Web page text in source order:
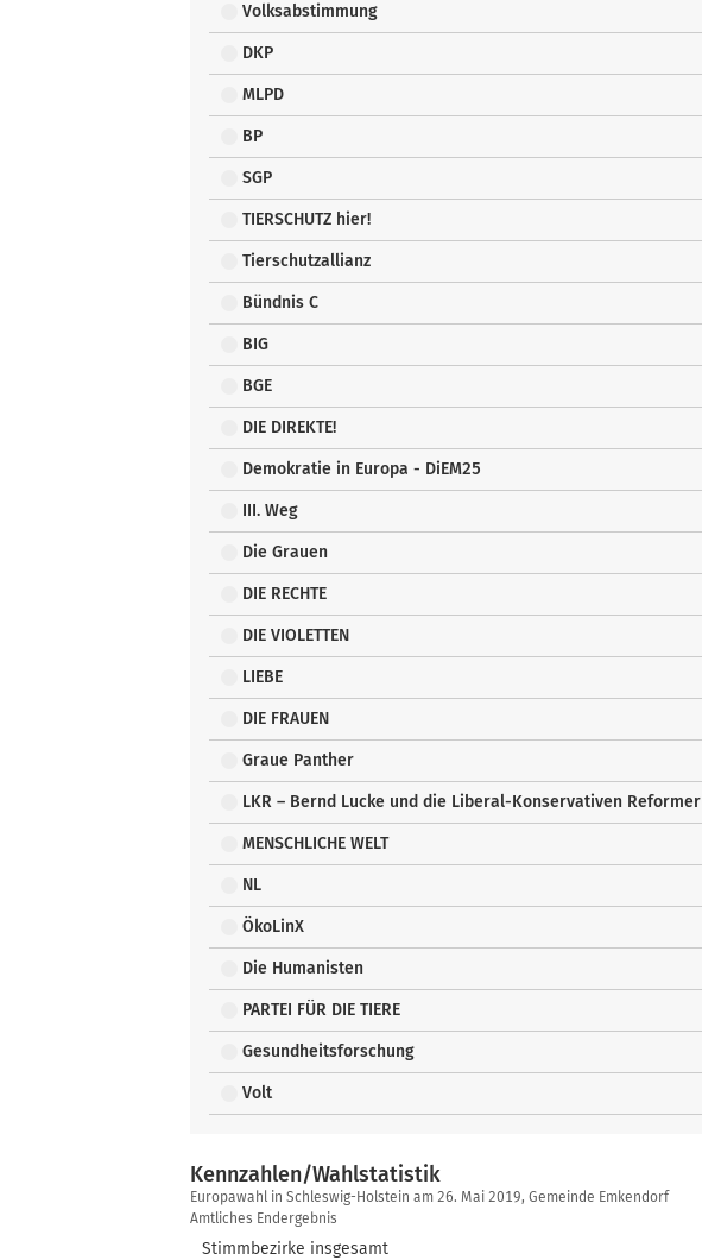
Volksabstimmung
DKP
MLPD
BP
SGP
TIERSCHUTZ hier!
Tierschutzallianz
Bündnis C
BIG
BGE
DIE DIREKTE!
Demokratie in Europa - DiEM25
III. Weg
Die Grauen
DIE RECHTE
DIE VIOLETTEN
LIEBE
DIE FRAUEN
Graue Panther
LKR – Bernd Lucke und die Liberal-Konservativen Reformer
MENSCHLICHE WELT
NL
ÖkoLinX
Die Humanisten
PARTEI FÜR DIE TIERE
Gesundheitsforschung
Volt
Kennzahlen/Wahlstatistik
Kennzahlen/Wahlstatistik
Europawahl in Schleswig-Holstein am 26. Mai 2019, Gemeinde Emkendorf
Amtliches Endergebnis
Stimmbezirke insgesamt